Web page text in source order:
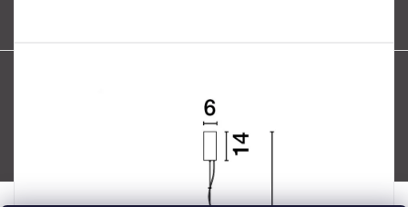
SPECTRUM CZ s.r.o.
vyhrazena.